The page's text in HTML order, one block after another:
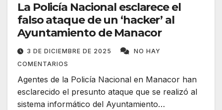
La Policía Nacional esclarece el
falso ataque de un ‘hacker’ al
Ayuntamiento de Manacor
3 DE DICIEMBRE DE 2025
NO HAY
COMENTARIOS
Agentes de la Policía Nacional en Manacor han
esclarecido el presunto ataque que se realizó al
sistema informático del Ayuntamiento…